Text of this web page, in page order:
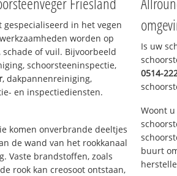
in het vegen
worden op
of vuil. Bijvoorbeeld
schoorsteeninspectie,
, dakpannenreiniging,
en inspectiediensten.
komen onverbrande deeltjes
de wand van het rookkanaal
Vaste brandstoffen, zoals
rook kan creosoot ontstaan,
Is uw
0514-
Woont
buurt